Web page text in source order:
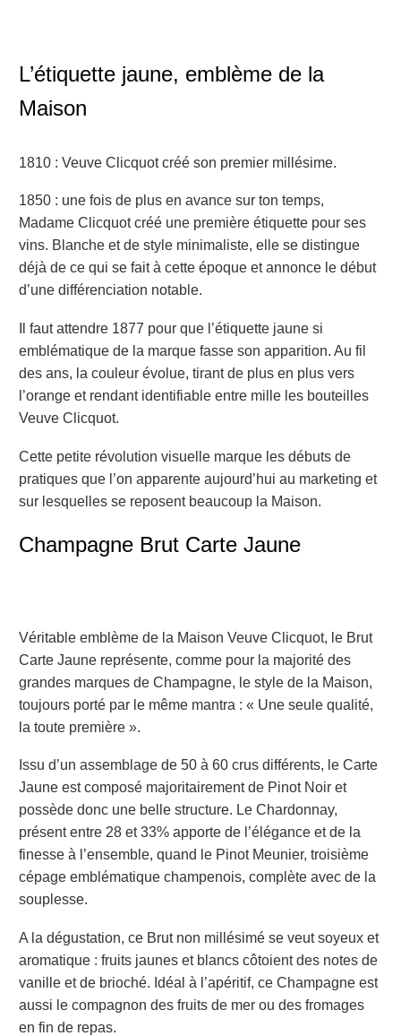
L’étiquette jaune, emblème de la
Maison
1810 : Veuve Clicquot créé son premier millésime.
1850 : une fois de plus en avance sur ton temps,
Madame Clicquot créé une première étiquette pour ses
vins. Blanche et de style minimaliste, elle se distingue
déjà de ce qui se fait à cette époque et annonce le début
d’une différenciation notable.
Il faut attendre 1877 pour que l’étiquette jaune si
emblématique de la marque fasse son apparition. Au fil
des ans, la couleur évolue, tirant de plus en plus vers
l’orange et rendant identifiable entre mille les bouteilles
Veuve Clicquot.
Cette petite révolution visuelle marque les débuts de
pratiques que l’on apparente aujourd’hui au marketing et
sur lesquelles se reposent beaucoup la Maison.
Champagne Brut Carte Jaune
Véritable emblème de la Maison Veuve Clicquot, le Brut
Carte Jaune représente, comme pour la majorité des
grandes marques de Champagne, le style de la Maison,
toujours porté par le même mantra : « Une seule qualité,
la toute première ».
Issu d’un assemblage de 50 à 60 crus différents, le Carte
Jaune est composé majoritairement de Pinot Noir et
possède donc une belle structure. Le Chardonnay,
présent entre 28 et 33% apporte de l’élégance et de la
finesse à l’ensemble, quand le Pinot Meunier, troisième
cépage emblématique champenois, complète avec de la
souplesse.
A la dégustation, ce Brut non millésimé se veut soyeux et
aromatique : fruits jaunes et blancs côtoient des notes de
vanille et de brioché. Idéal à l’apéritif, ce Champagne est
aussi le compagnon des fruits de mer ou des fromages
en fin de repas.